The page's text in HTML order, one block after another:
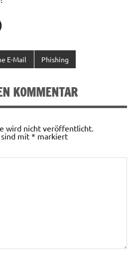
E-Mail Phishing
KOMMENTAR
wird nicht veröffentlicht.
mit * markiert